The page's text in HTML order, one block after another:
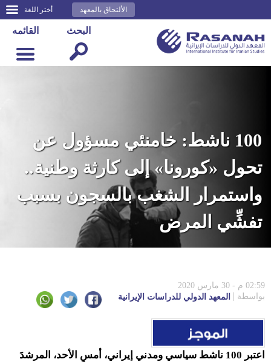
أختر اللغة الألتحاق بالمعهد
القائمه البحث
100 ناشط: خامنئي مسؤول عن
تحول «كورونا» إلى كارثة وطنية..
واستمرار الشغب بالسجون بسبب
تفشِّي المرض
02:59 م - 30 مارس 2020
بواسطة
المعهد الدولي للدراسات الإيرانية
اعتبر 100 ناشط سياسي ومدني إيراني، أمسٍ الأحد، المرشدَ